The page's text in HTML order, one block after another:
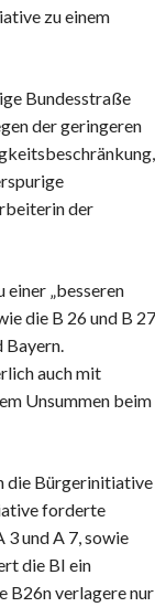
zu einem
Bundesstraße
der geringeren
der
„besseren
die B 26 und B 27
Bayern.
auch mit
Unsummen beim
die Bürgerinitiative
forderte
und A 7, sowie
die BI ein
B26n verlagere nur